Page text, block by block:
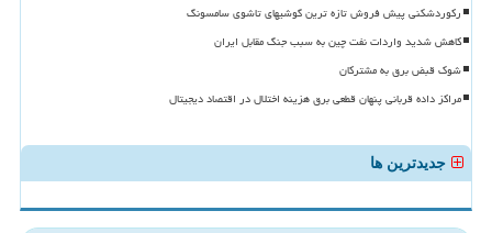
رکوردشکنی پیش فروش تازه ترین گوشیهای تاشوی سامسونگ
کاهش شدید واردات نفت چین به سبب جنگ مقابل ایران
شوک قبض برق به مشترکان
مراکز داده قربانی پنهان قطعی برق هزینه اختلال در اقتصاد دیجیتال
جدیدترین ها